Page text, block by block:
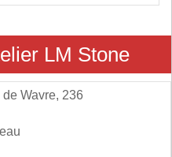
LM Stone
Wavre, 236